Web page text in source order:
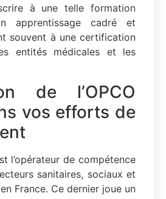
à une telle formation
apprentissage cadré et
souvent à une certification
entités médicales et les
de l’OPCO
vos efforts de
l’opérateur de compétence
sanitaires, sociaux et
France. Ce dernier joue un